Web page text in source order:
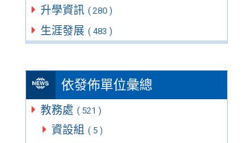
升學資訊 ( 280 )
生涯發展 ( 483 )
依發佈單位彙總
教務處 ( 521 )
資設組 ( 5 )